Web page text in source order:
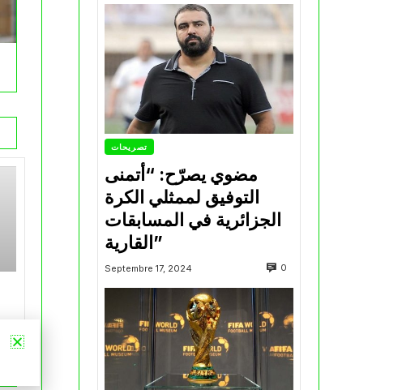
تصريحات
مضوي يصرّح: “أتمنى
التوفيق لممثلي الكرة
الجزائرية في المسابقات
القارية”
Septembre 17, 2024 0